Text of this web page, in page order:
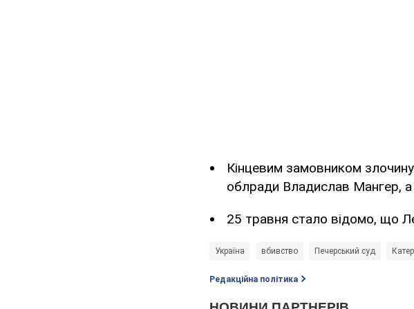
Кінцевим замовником
облради Владислав Мангер, а
25 травня стало відомо, що
Україна вбивство Печерський суд
Редакційна політика